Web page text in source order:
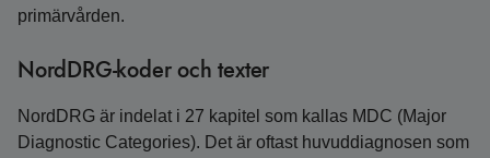
primärvården.
NordDRG-koder och texter
NordDRG är indelat i 27 kapitel som kallas MDC (Major
Diagnostic Categories). Det är oftast huvuddiagnosen som